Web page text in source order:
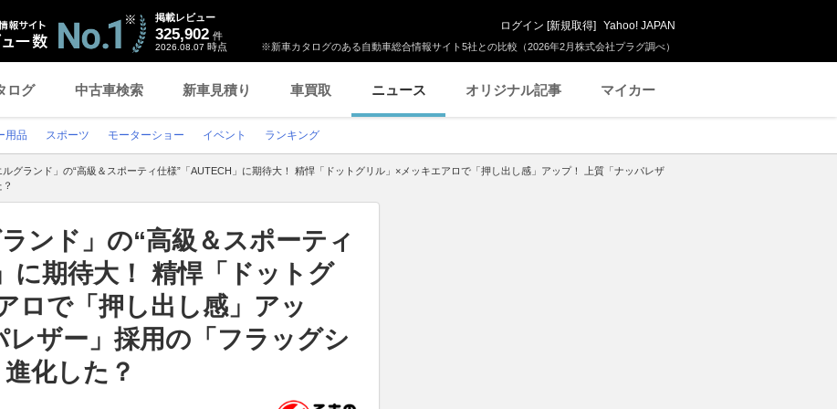
※新車カタログのある自動車総合情報サイト5社との比較（2026年2月株式会社プラグ調べ）
掲載レビュー
325,902 件
2026.08.07 時点
ログイン [新規取得] Yahoo! JAPAN
ログ 中古車検索 新車見積り 車買取 ニュース オリジナル記事 マイカー
用品 スポーツ モーターショー イベント ランキング
ルグランド」の“高級＆スポーティ仕様”「AUTECH」に期待大！ 精悍「ドットグリル」×メッキエアロで「押し出し感」アップ！ 上質「ナッパレザ
ンド」の“高級＆スポーティ
に期待大！ 精悍「ドットグ
ロで「押し出し感」アッ
レザー」採用の「フラッグシ
化した？